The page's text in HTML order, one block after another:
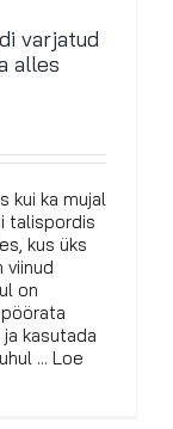
varjatud
alles
kui ka mujal
talispordis
kus üks
viinud
on
kasutada
... Loe